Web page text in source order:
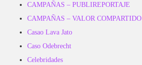
CAMPAÑAS – PUBLIREPORTAJE
CAMPAÑAS – VALOR COMPARTIDO
Casao Lava Jato
Caso Odebrecht
Celebridades